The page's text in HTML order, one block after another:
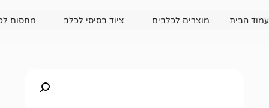
לכלבים ציוד בסיסי לכלב מחסום לכלב, זמם לכלב